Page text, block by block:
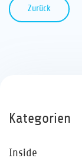
Zurück
Kategorien
Inside